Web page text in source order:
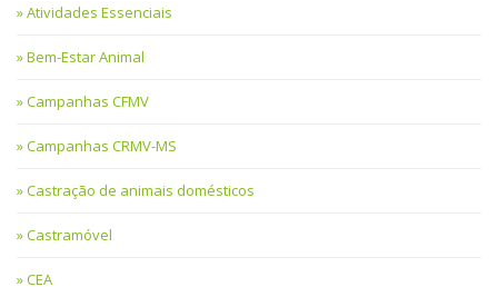
Atividades Essenciais
Bem-Estar Animal
Campanhas CFMV
Campanhas CRMV-MS
Castração de animais domésticos
Castramóvel
CEA